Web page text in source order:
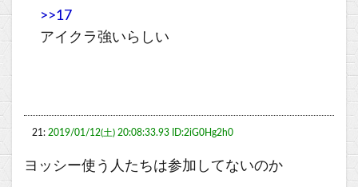
>>17
アイクラ強いらしい
21: 2019/01/12(土) 20:08:33.93 ID:2iG0Hg2h0
ヨッシー使う人たちは参加してないのか